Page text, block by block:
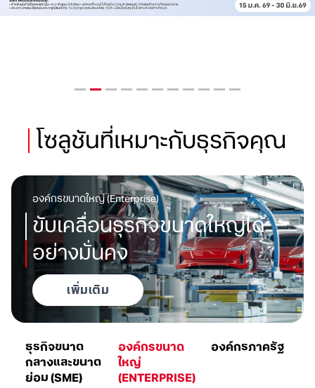
โซลูชันที่เหมาะกับธุรกิจคุณ
เพิ่มเติม
องค์กรขนาดใหญ่ (Enterprise)
ขับเคลื่อนธุรกิจขนาดใหญ่ได้
อย่างมั่นคง
เพิ่มเติม
เพิ่มเติม
ธุรกิจขนาด
กลางและขนาด
ย่อม (SME)
องค์กรขนาด
ใหญ่
(ENTERPRISE)
องค์กรภาครัฐ